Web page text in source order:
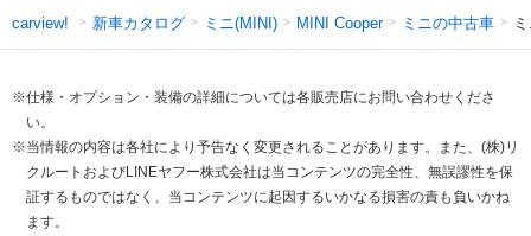
carview! 新車カタログ ミニ(MINI) MINI Cooper ミニの中古車
※仕様・オプション・装備の詳細については各販売店にお問い合わせくださ
い。
※当情報の内容は各社により予告なく変更されることがあります。また、(株)リ
クルートおよびLINEヤフー株式会社は当コンテンツの完全性、無誤謬性を保
証するものではなく、当コンテンツに起因するいかなる損害の責も負いかね
ます。